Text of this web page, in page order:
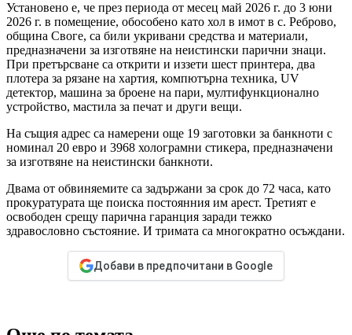
Установено е, че през периода от месец май 2026 г. до 3 юни
2026 г. в помещение, обособено като хол в имот в с. Реброво,
община Своге, са били укривани средства и материали,
предназначени за изготвяне на неистински парични знаци.
При претърсване са открити и иззети шест принтера, два
плотера за рязане на хартия, компютърна техника, UV
детектор, машина за броене на пари, мултифункционално
устройство, мастила за печат и други вещи.
На същия адрес са намерени още 19 заготовки за банкноти с
номинал 20 евро и 3968 холограмни стикера, предназначени
за изготвяне на неистински банкноти.
Двама от обвиняемите са задържани за срок до 72 часа, като
прокуратурата ще поиска постоянния им арест. Третият е
освободен срещу парична гаранция заради тежко
здравословно състояние. И тримата са многократно осъждани.
Добави в предпочитани в Google